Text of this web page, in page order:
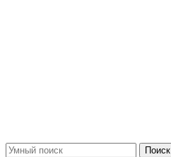
Поиск